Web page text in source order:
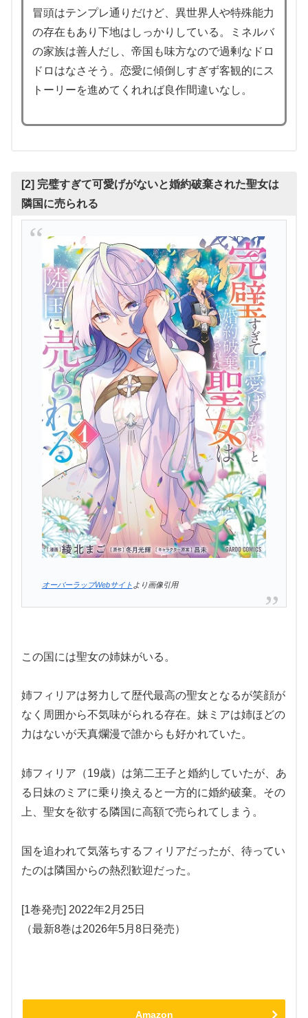
冒頭はテンプレ通りだけど、異世界人や特殊能力
の存在もあり下地はしっかりしている。ミネルバ
の家族は善人だし、帝国も味方なので過剰なドロ
ドロはなさそう。恋愛に傾倒しすぎず客観的にス
トーリーを進めてくれれば良作間違いなし。
[2] 完璧すぎて可愛げがないと婚約破棄された聖女は
隣国に売られる
オーバーラップWebサイト より画像引用
この国には聖女の姉妹がいる。
姉フィリアは努力して歴代最高の聖女となるが笑顔が
なく周囲から不気味がられる存在。妹ミアは姉ほどの
力はないが天真爛漫で誰からも好かれていた。
姉フィリア（19歳）は第二王子と婚約していたが、あ
る日妹のミアに乗り換えると一方的に婚約破棄。その
上、聖女を欲する隣国に高額で売られてしまう。
国を追われて気落ちするフィリアだったが、待ってい
たのは隣国からの熱烈歓迎だった。
[1巻発売] 2022年2月25日
（最新8巻は2026年5月8日発売）
Amazon